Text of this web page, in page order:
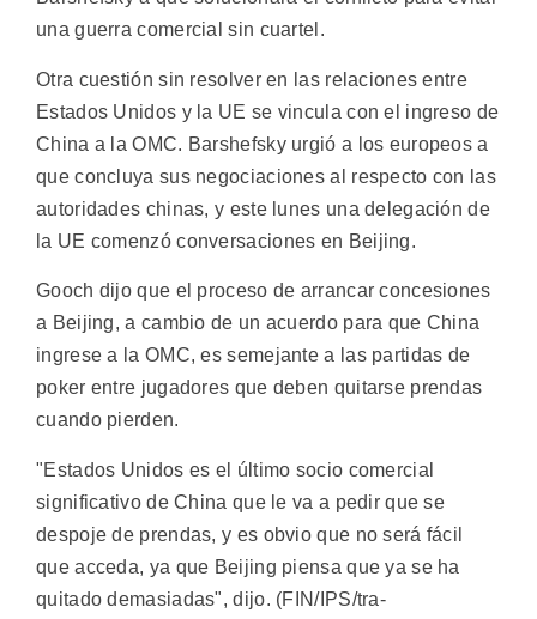
una guerra comercial sin cuartel.
Otra cuestión sin resolver en las relaciones entre
Estados Unidos y la UE se vincula con el ingreso de
China a la OMC. Barshefsky urgió a los europeos a
que concluya sus negociaciones al respecto con las
autoridades chinas, y este lunes una delegación de
la UE comenzó conversaciones en Beijing.
Gooch dijo que el proceso de arrancar concesiones
a Beijing, a cambio de un acuerdo para que China
ingrese a la OMC, es semejante a las partidas de
poker entre jugadores que deben quitarse prendas
cuando pierden.
"Estados Unidos es el último socio comercial
significativo de China que le va a pedir que se
despoje de prendas, y es obvio que no será fácil
que acceda, ya que Beijing piensa que ya se ha
quitado demasiadas", dijo. (FIN/IPS/tra-